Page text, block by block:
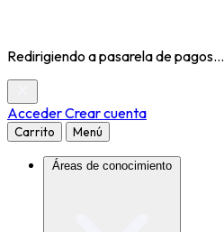
Redirigiendo a pasarela de pagos...
AccederCrear cuenta
Carrito Menú
Áreas de conocimiento